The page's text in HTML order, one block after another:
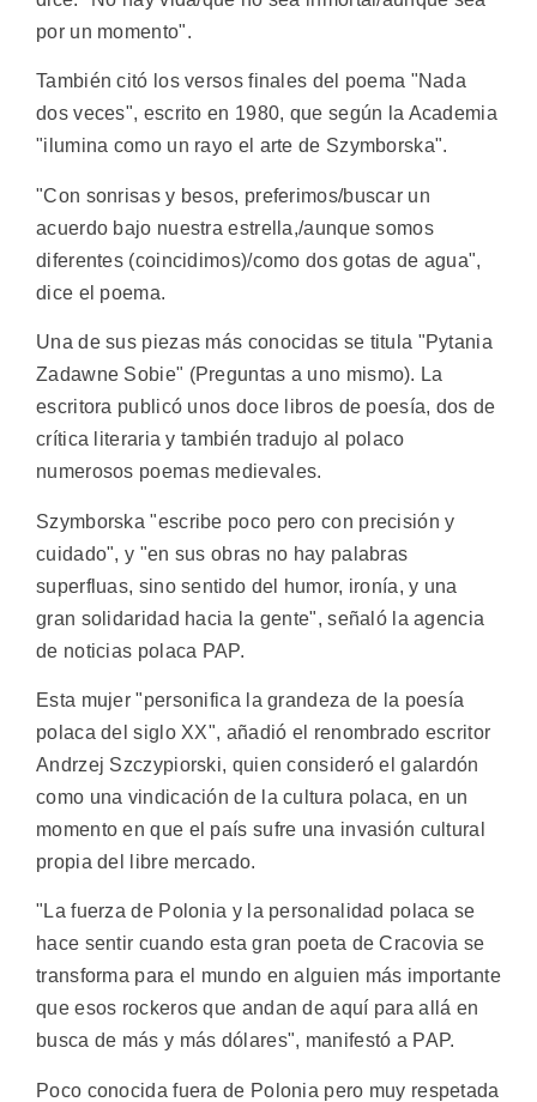
por un momento".
También citó los versos finales del poema "Nada
dos veces", escrito en 1980, que según la Academia
"ilumina como un rayo el arte de Szymborska".
"Con sonrisas y besos, preferimos/buscar un
acuerdo bajo nuestra estrella,/aunque somos
diferentes (coincidimos)/como dos gotas de agua",
dice el poema.
Una de sus piezas más conocidas se titula "Pytania
Zadawne Sobie" (Preguntas a uno mismo). La
escritora publicó unos doce libros de poesía, dos de
crítica literaria y también tradujo al polaco
numerosos poemas medievales.
Szymborska "escribe poco pero con precisión y
cuidado", y "en sus obras no hay palabras
superfluas, sino sentido del humor, ironía, y una
gran solidaridad hacia la gente", señaló la agencia
de noticias polaca PAP.
Esta mujer "personifica la grandeza de la poesía
polaca del siglo XX", añadió el renombrado escritor
Andrzej Szczypiorski, quien consideró el galardón
como una vindicación de la cultura polaca, en un
momento en que el país sufre una invasión cultural
propia del libre mercado.
"La fuerza de Polonia y la personalidad polaca se
hace sentir cuando esta gran poeta de Cracovia se
transforma para el mundo en alguien más importante
que esos rockeros que andan de aquí para allá en
busca de más y más dólares", manifestó a PAP.
Poco conocida fuera de Polonia pero muy respetada